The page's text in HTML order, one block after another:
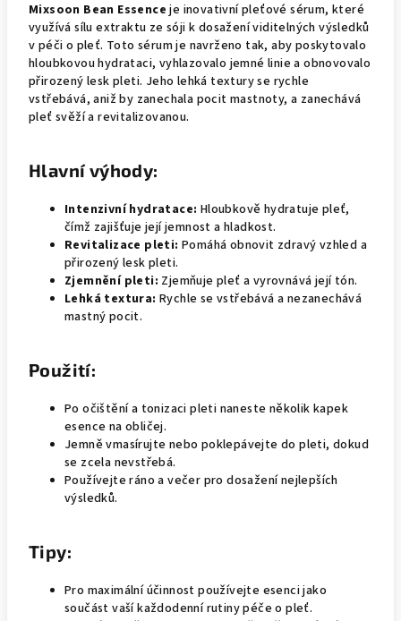
Mixsoon Bean Essenceje inovativní pleťové sérum, které
využívá sílu extraktu ze sóji k dosažení viditelných výsledků
v péči o pleť. Toto sérum je navrženo tak, aby poskytovalo
hloubkovou hydrataci, vyhlazovalo jemné linie a obnovovalo
přirozený lesk pleti. Jeho lehká textury se rychle
vstřebává, aniž by zanechala pocit mastnoty, a zanechává
pleť svěží a revitalizovanou.
Hlavní výhody:
Intenzivní hydratace: Hloubkově hydratuje pleť,
čímž zajišťuje její jemnost a hladkost.
Revitalizace pleti: Pomáhá obnovit zdravý vzhled a
přirozený lesk pleti.
Zjemnění pleti: Zjemňuje pleť a vyrovnává její tón.
Lehká textura: Rychle se vstřebává a nezanechává
mastný pocit.
Použití:
Po očištění a tonizaci pleti naneste několik kapek
esence na obličej.
Jemně vmasírujte nebo poklepávejte do pleti, dokud
se zcela nevstřebá.
Používejte ráno a večer pro dosažení nejlepších
výsledků.
Tipy:
Pro maximální účinnost používejte esenci jako
součást vaší každodenní rutiny péče o pleť.